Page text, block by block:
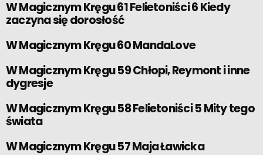
W Magicznym Kręgu 61 Felietoniści 6 Kiedy
zaczyna się dorosłość
W Magicznym Kręgu 60 MandaLove
W Magicznym Kręgu 59 Chłopi, Reymont i inne
dygresje
W Magicznym Kręgu 58 Felietoniści 5 Mity tego
świata
W Magicznym Kręgu 57 Maja Ławicka